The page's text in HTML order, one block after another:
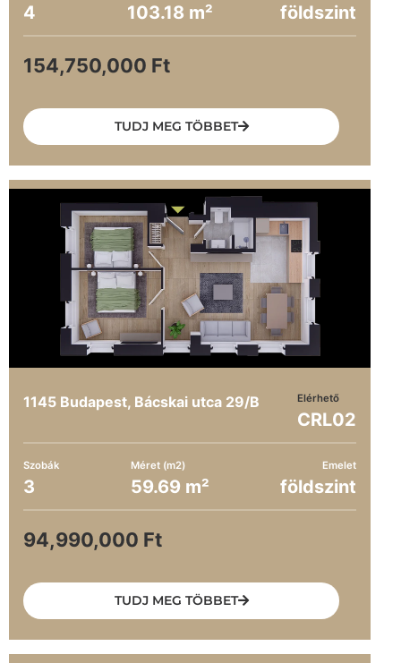
4 103.18 m² földszint
154,750,000 Ft
TUDJ MEG TÖBBET
1145 Budapest, Bácskai utca 29/B Elérhető
CRL02
Szobák
3
Méret (m2)
59.69 m²
Emelet
földszint
94,990,000 Ft
TUDJ MEG TÖBBET